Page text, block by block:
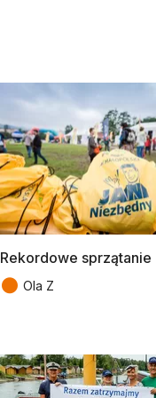
Rekordowe sprzątanie
● Ola Z